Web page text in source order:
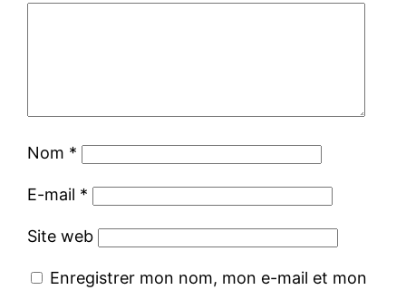
Nom *
E-mail *
Site web
Enregistrer mon nom, mon e-mail et mon